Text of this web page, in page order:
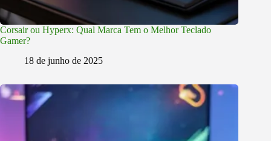
Corsair ou Hyperx: Qual Marca Tem o Melhor Teclado
Gamer?
18 de junho de 2025